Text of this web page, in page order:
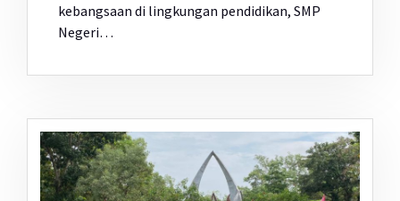
kebangsaan di lingkungan pendidikan, SMP
Negeri…